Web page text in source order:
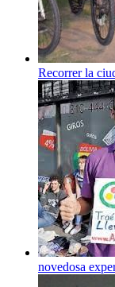
Recorrer la
novedosa